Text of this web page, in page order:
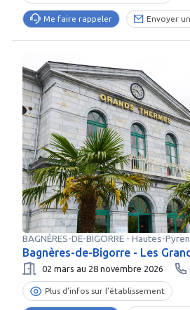
Me faire rappeler Envoyer
BAGNÈRES-DE-BIGORRE- Hautes-
Bagnères-de-Bigorre - Les
02 mars au 28 novembre 2026
Plus d’infos sur l’établissement